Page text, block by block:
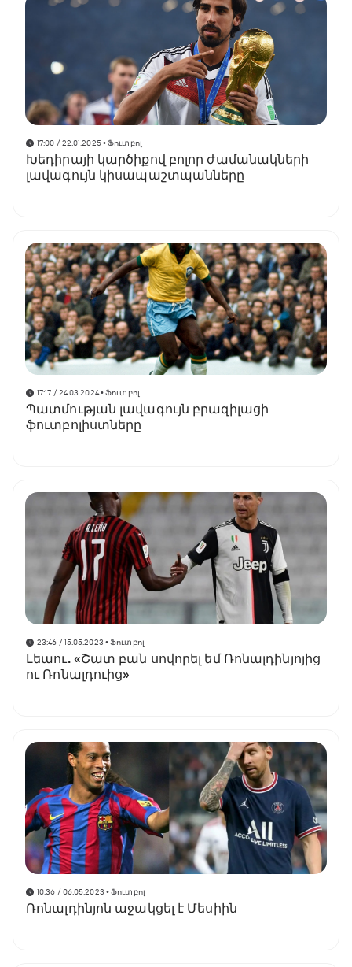
17:00 / 22.01.2025• Ֆուտբոլ
Խեդիրայի կարծիքով բոլոր ժամանակների
լավագույն կիսապաշտպանները
17:17 / 24.03.2024• Ֆուտբոլ
Պատմության լավագույն բրազիլացի
ֆուտբոլիստները
23:46 / 15.05.2023 • Ֆուտբոլ
Լեաու. «Շատ բան սովորել եմ Ռոնալդինյոյից
ու Ռոնալդուից»
10:36 / 06.05.2023 • Ֆուտբոլ
Ռոնալդինյոն աջակցել է Մեսիին